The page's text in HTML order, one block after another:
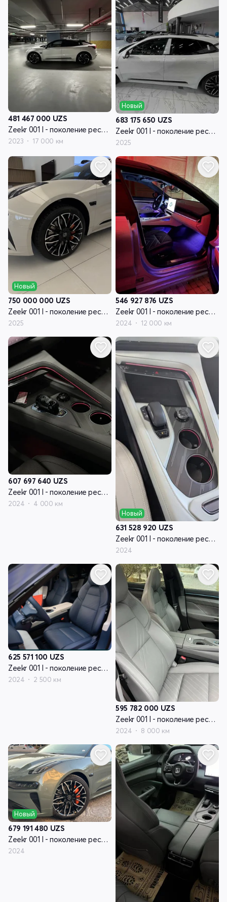
481 467 000 UZS
Zeekr 001 I - поколение рестайлинг
2023 17 000 км
Новый
683 175 650 UZS
Zeekr 001 I - поколение рестайлинг
2025
Новый
750 000 000 UZS
Zeekr 001 I - поколение рестайлинг
2025
546 927 876 UZS
Zeekr 001 I - поколение рестайлинг
2024 12 000 км
607 697 640 UZS
Zeekr 001 I - поколение рестайлинг
2024
4 000 км
Новый
631 528 920 UZS
Zeekr 001 I - поколение рестайлинг
2024
625 571 100 UZS
Zeekr 001 I - поколение рестайлинг
2024 2 500 км
595 782 000 UZS
Zeekr 001 I - поколение рестайлинг
2024 8 000 км
Новый
679 191 480 UZS
Zeekr 001 I - поколение рестайлинг
2024